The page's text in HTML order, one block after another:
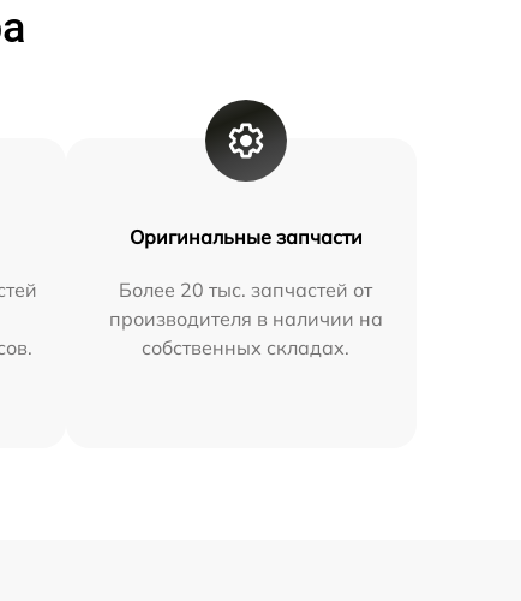
Оригинальные запчасти
Более 20 тыс. запчастей от
производителя в наличии на
собственных складах.